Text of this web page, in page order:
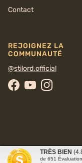
Contact
REJOIGNEZ LA
COMMUNAUTÉ
@stilord.official
Facebook
YouTubeInstagram
© 2026STILORD
TRÈS BIEN
de 651